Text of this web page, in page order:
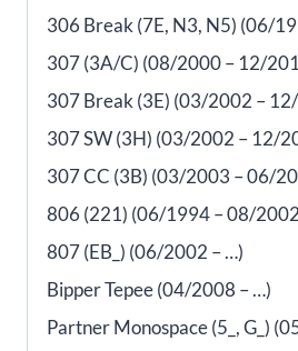
306 Break (7E, N3, N5) (06/
307 (3A/C) (08/2000 – 12/
307 Break (3E) (03/2002 –
307 SW (3H) (03/2002 – 12/
307 CC (3B) (03/2003 – 06/
806 (221) (06/1994 – 08/
807 (EB_) (06/2002 – …)
Bipper Tepee (04/2008 – …)
Partner Monospace (5_, G_)